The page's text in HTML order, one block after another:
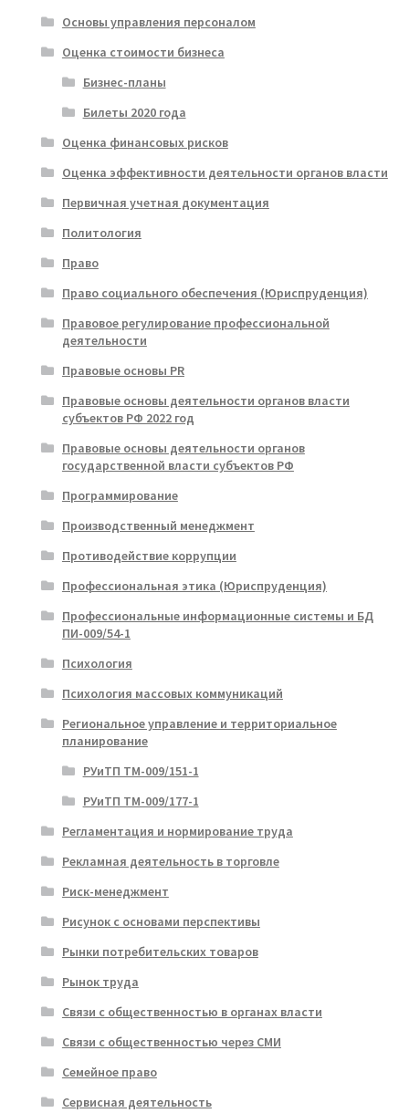
Основы управления персоналом
Оценка стоимости бизнеса
Бизнес-планы
Билеты 2020 года
Оценка финансовых рисков
Оценка эффективности деятельности органов власти
Первичная учетная документация
Политология
Право
Право социального обеспечения (Юриспруденция)
Правовое регулирование профессиональной
деятельности
Правовые основы PR
Правовые основы деятельности органов власти
субъектов РФ 2022 год
Правовые основы деятельности органов
государственной власти субъектов РФ
Программирование
Производственный менеджмент
Противодействие коррупции
Профессиональная этика (Юриспруденция)
Профессиональные информационные системы и БД
ПИ-009/54-1
Психология
Психология массовых коммуникаций
Региональное управление и территориальное
планирование
РУиТП ТМ-009/151-1
РУиТП ТМ-009/177-1
Регламентация и нормирование труда
Рекламная деятельность в торговле
Риск-менеджмент
Рисунок с основами перспективы
Рынки потребительских товаров
Рынок труда
Связи с общественностью в органах власти
Связи с общественностью через СМИ
Семейное право
Сервисная деятельность